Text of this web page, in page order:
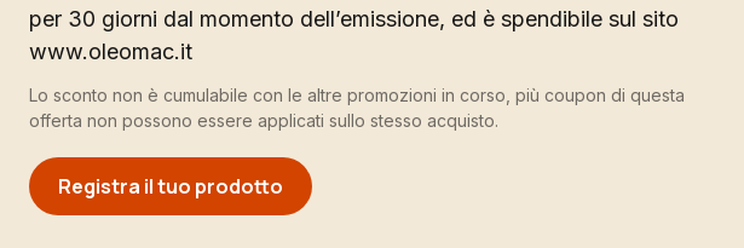
per 30 giorni dal momento dell’emissione, ed è spendibile sul sito
www.oleomac.it
Lo sconto non è cumulabile con le altre promozioni in corso, più coupon di questa
offerta non possono essere applicati sullo stesso acquisto.
Registra il tuo prodotto